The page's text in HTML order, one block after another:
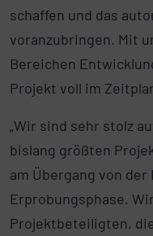
schaffen und das
voranzubringen. Mit
Bereichen
Projekt voll im
„Wir sind sehr stolz
bislang größten
am Übergang von
Erprobungsphase.
Projektbeteiligten,